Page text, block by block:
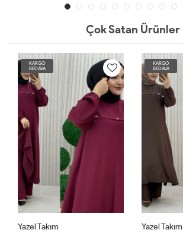
Çok Satan Ürünler
KARGO
BEDAVA
Yazel Takım
KARGO
BEDAVA
Yazel Takım